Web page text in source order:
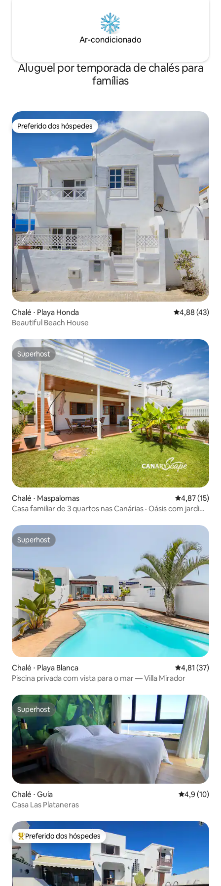
Ar-condicionado
Aluguel por temporada de chalés para
famílias
Preferido dos hóspedes
Preferido dos hóspedes
Chalé ⋅ Playa Honda 4,88 de uma
4,88 (43)
Beautiful Beach House
Superhost
Superhost
Chalé ⋅ Maspalomas 4,87 de uma
4,87 (15)
Casa familiar de 3 quartos nas Canárias · Oásis com jardim
Superhost
Superhost
Chalé ⋅ Playa Blanca 4,81 de uma
4,81 (37)
Piscina privada com vista para o mar — Villa Mirador
Superhost
Superhost
Chalé ⋅ Guía 4,9 de uma
4,9 (10)
Casa Las Plataneras
Entre os melhores preferidos dos hóspedes
Preferido dos hóspedes